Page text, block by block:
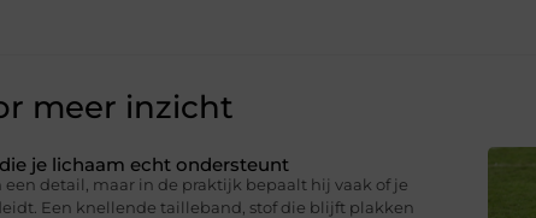
meer inzicht
je lichaam echt ondersteunt
detail, maar in de praktijk bepaalt hij vaak of je
Een knellende tailleband, stof die blijft plakken